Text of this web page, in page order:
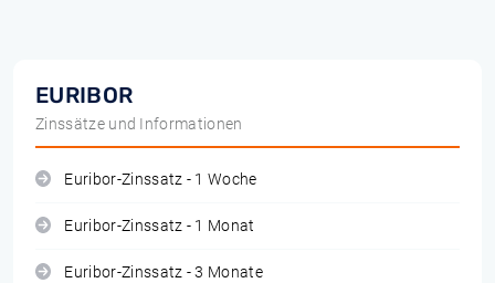
EURIBOR
Zinssätze und Informationen
Euribor-Zinssatz - 1 Woche
Euribor-Zinssatz - 1 Monat
Euribor-Zinssatz - 3 Monate